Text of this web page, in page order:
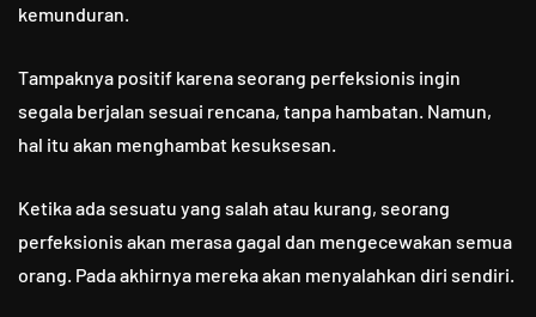
kemunduran.
Tampaknya positif karena seorang perfeksionis ingin
segala berjalan sesuai rencana, tanpa hambatan. Namun,
hal itu akan menghambat kesuksesan.
Ketika ada sesuatu yang salah atau kurang, seorang
perfeksionis akan merasa gagal dan mengecewakan semua
orang. Pada akhirnya mereka akan menyalahkan diri sendiri.